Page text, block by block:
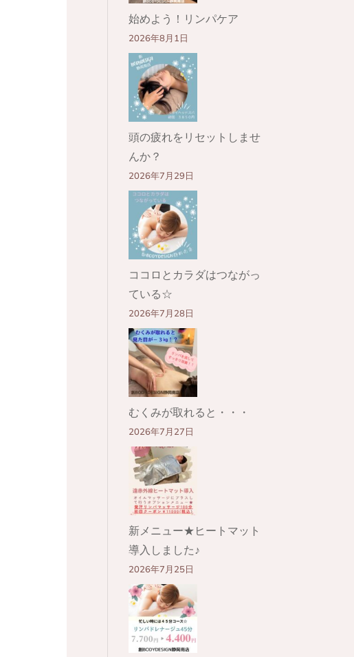
始めよう！リンパケア
2026年8月1日
頭の疲れをリセットしませ
んか？
2026年7月29日
ココロとカラダはつながっ
ている☆
2026年7月28日
むくみが取れると・・・
2026年7月27日
新メニュー★ヒートマット
導入しました♪
2026年7月25日